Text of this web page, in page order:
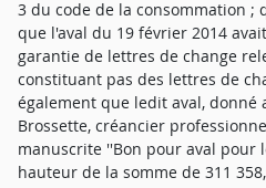
3 du code de la consommation ;
que l'aval du 19 février 2014
garantie de lettres de change
constituant pas des lettres de
également que ledit aval, donné
Brossette, créancier
manuscrite ''Bon pour aval pour
hauteur de la somme de 311